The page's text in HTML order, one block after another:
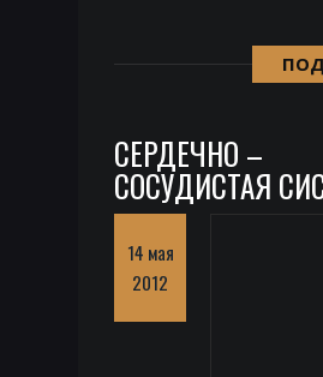
СЕРДЕЧНО –
СОСУДИСТАЯ
14 мая
2012